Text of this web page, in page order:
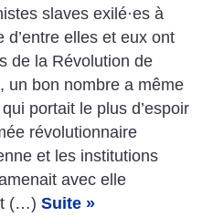
slaves exilé·es à
elles et eux ont
de la Révolution de
un bon nombre a même
portait le plus d’espoir
révolutionnaire
et les institutions
avec elle
(…)Suite »